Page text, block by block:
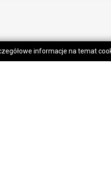
informacje na temat